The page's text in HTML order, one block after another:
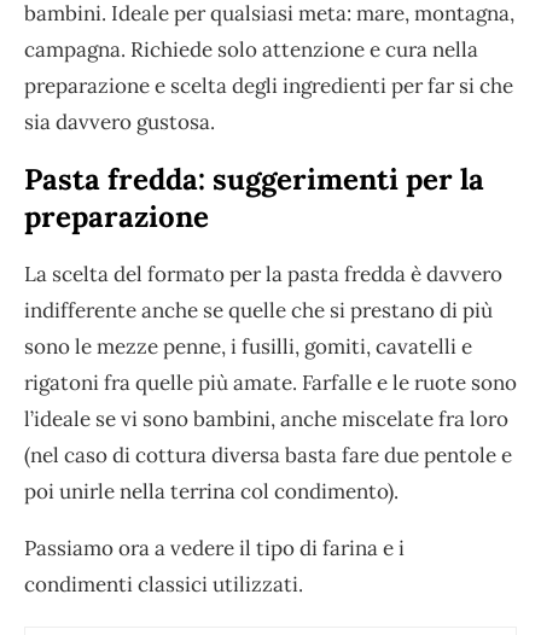
bambini. Ideale per qualsiasi meta: mare, montagna,
campagna. Richiede solo attenzione e cura nella
preparazione e scelta degli ingredienti per far si che
sia davvero gustosa.
Pasta fredda: suggerimenti per la
preparazione
La scelta del formato per la pasta fredda è davvero
indifferente anche se quelle che si prestano di più
sono le mezze penne, i fusilli, gomiti, cavatelli e
rigatoni fra quelle più amate. Farfalle e le ruote sono
l’ideale se vi sono bambini, anche miscelate fra loro
(nel caso di cottura diversa basta fare due pentole e
poi unirle nella terrina col condimento).
Passiamo ora a vedere il tipo di farina e i
condimenti classici utilizzati.